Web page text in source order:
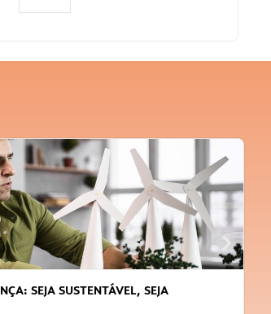
SEJA SUSTENTÁVEL, SEJA